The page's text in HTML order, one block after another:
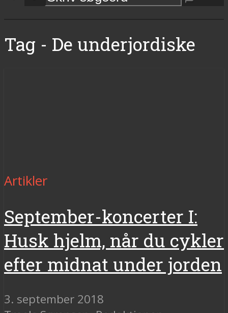
Tag - De underjordiske
Artikler
September-koncerter I:
Husk hjelm, når du cykler
efter midnat under jorden
3. september 2018